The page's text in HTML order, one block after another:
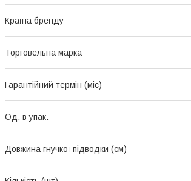
Країна бренду
Торговельна марка
Гарантійний термін (міс)
Од. в упак.
Довжина гнучкої підводки (см)